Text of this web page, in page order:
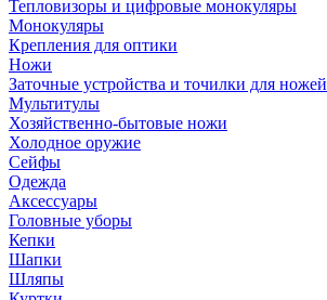
Тепловизоры и цифровые монокуляры
Монокуляры
Крепления для оптики
Ножи
Заточные устройства и точилки для ножей
Мультитулы
Хозяйственно-бытовые ножи
Холодное оружие
Сейфы
Одежда
Аксессуары
Головные уборы
Кепки
Шапки
Шляпы